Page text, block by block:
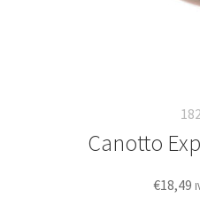
Canotto
€18,49